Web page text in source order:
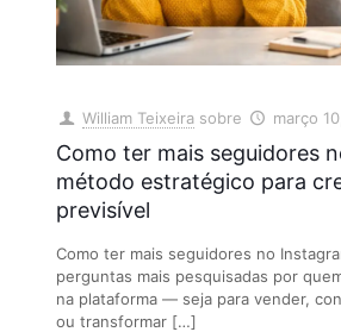
William Teixeira sobre março
Como ter mais seguidores
método estratégico para
previsível
Como ter mais seguidores no
perguntas mais pesquisadas por
na plataforma — seja para vender,
ou transformar[…]